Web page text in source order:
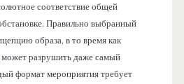
соответствие общей
Правильно выбранный
образа, в то время как
может разрушить даже самый
формат мероприятия требует